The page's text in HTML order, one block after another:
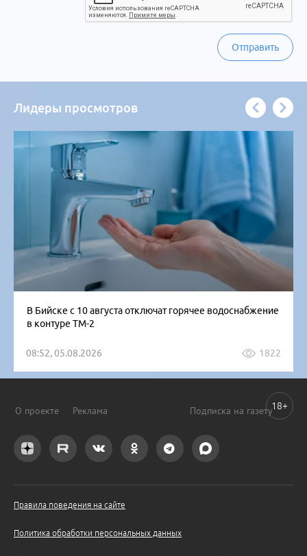
Отправить
Лидеры просмотров
В Бийске с 10 августа отключат горячее водоснабжение
в контуре ТМ-2
08:52, 05.08.2026 1822
О проекте Реклама Подписка на газету
Правила поведения на сайте
Политика обработки персональных данных
18+